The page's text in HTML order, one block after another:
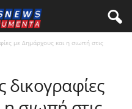
με Δημάρχους και η σιωπή στις